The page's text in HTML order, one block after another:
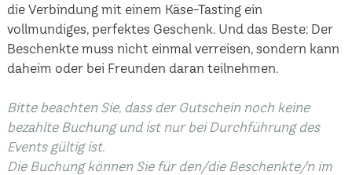
die Verbindung mit einem Käse-Tasting ein
vollmundiges, perfektes Geschenk. Und das Beste: Der
Beschenkte muss nicht einmal verreisen, sondern kann
daheim oder bei Freunden daran teilnehmen.
Bitte beachten Sie, dass der Gutschein noch keine
bezahlte Buchung und ist nur bei Durchführung des
Events gültig ist.
Die Buchung können Sie für den/die Beschenkte/n im